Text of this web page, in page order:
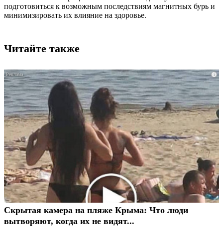
подготовиться к возможным последствиям магнитных бурь и
минимизировать их влияние на здоровье.
Читайте также
i
Скрытая камера на пляже Крыма: Что люди
вытворяют, когда их не видят...